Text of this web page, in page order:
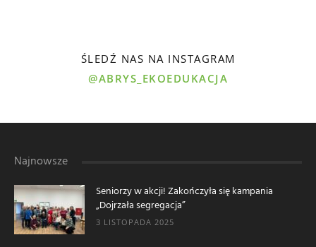
ŚLEDŹ NAS NA INSTAGRAM
@ABRYS_EKOEDUKACJA
Najnowsze
Seniorzy w akcji! Zakończyła się kampania
„Dojrzała segregacja”
3 LISTOPADA 2025